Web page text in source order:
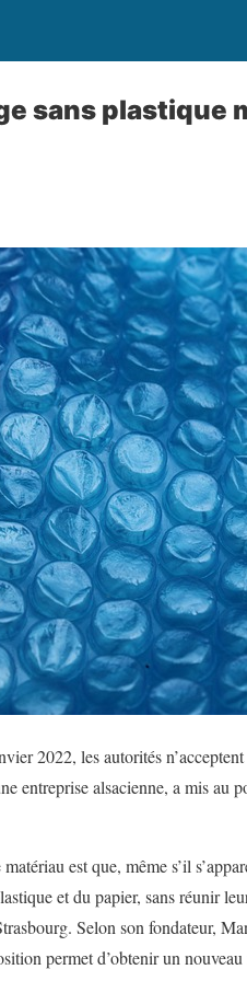
sans plastique
2022, les autorités
entreprise alsacienne, a mis au
est que, même s’il
et du papier, sans réunir
Selon son fondateur,
permet d’obtenir un